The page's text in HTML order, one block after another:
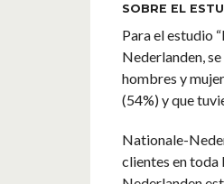
SOBRE EL
Para el estudio
Nederlanden,
hombres y
(54%) y que
Nationale-
clientes en toda